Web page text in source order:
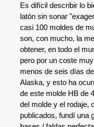
Es difícil describir lo
latón sin sonar
casi 100 moldes de
son, con mucho, la
obtener, en todo el
pero por un coste
menos de seis días
Alaska, y esto ha
de este molde HB de
del molde y el rodaje,
publicados, fundí una